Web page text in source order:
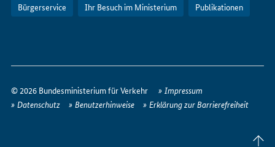
Bürgerservice Ihr Besuch im Ministerium Publikationen
erreichen
Sie
© 2026 Bundesministerium für Verkehr
Impressum
Datenschutz
Benutzerhinweise Erklärung zur Barrierefreiheit